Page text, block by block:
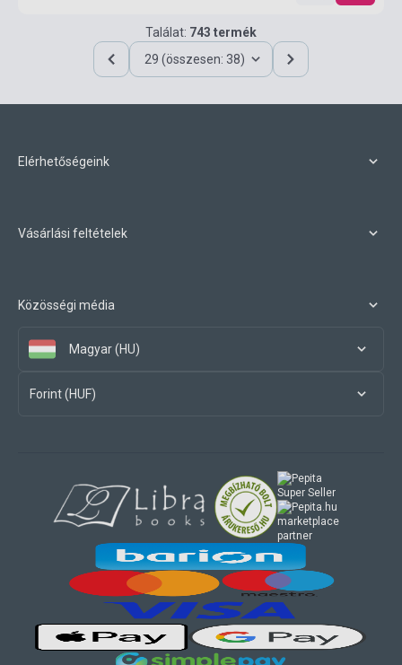
Találat: 743 termék
29 (összesen: 38)
Elérhetőségeink
Vásárlási feltételek
Közösségi média
Magyar (HU)
Forint (HUF)
marketplace
partner